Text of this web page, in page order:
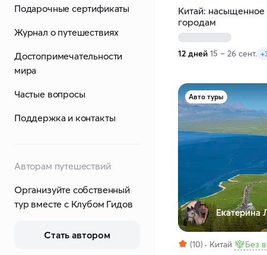
Подарочные сертификаты
Журнал о путешествиях
Достопримечательности
мира
Частые вопросы
Поддержка и контакты
Авторам путешествий
Организуйте собственный
тур вместе с Клубом Гидов
Стать автором
Китай: насыщенное
городам
12 дней 15 – 26 сент.
Авто туры
Екатерина
(10) Китай Без